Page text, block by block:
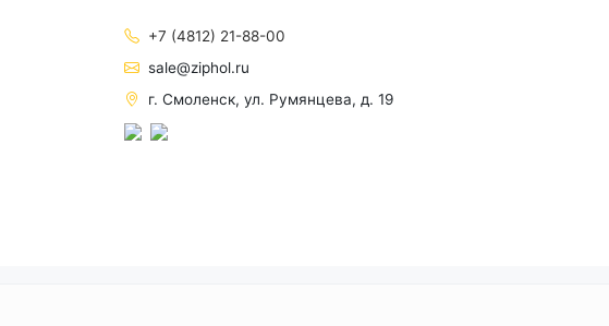
+7 (4812) 21-88-00
sale@ziphol.ru
г. Смоленск, ул. Румянцева, д. 19